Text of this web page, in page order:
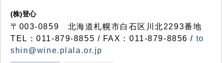
(株)登心
〒003-0859 北海道札幌市白石区川北2293番地
TEL：011-879-8855 / FAX：011-879-8856 / to
shin@wine.plala.or.jp